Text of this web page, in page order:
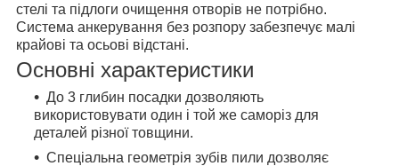
стелі та підлоги очищення отворів не потрібно.
Система анкерування без розпору забезпечує малі
крайові та осьові відстані.
Основні характеристики
До 3 глибин посадки дозволяють
використовувати один і той же саморіз для
деталей різної товщини.
Спеціальна геометрія зубів пили дозволяє